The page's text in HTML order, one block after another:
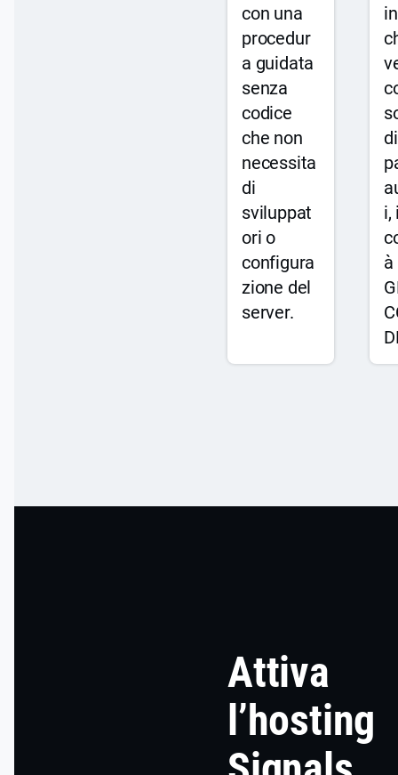
con una
procedur
a guidata
senza
codice
che non
necessita
di
sviluppat
ori o
configura
zione del
server.
i,
à
Attiva
l’hosting